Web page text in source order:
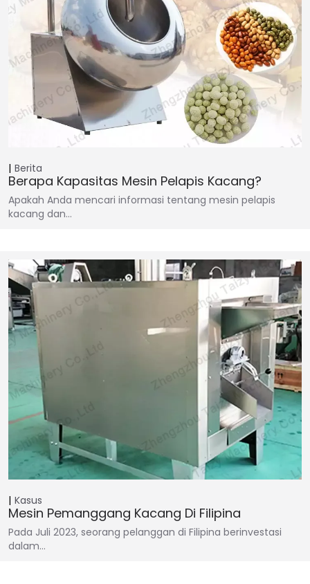
Berita
Berapa Kapasitas Mesin Pelapis Kacang?
Apakah Anda mencari informasi tentang mesin pelapis
kacang dan…
Kasus
Mesin Pemanggang Kacang Di Filipina
Pada Juli 2023, seorang pelanggan di Filipina berinvestasi
dalam…